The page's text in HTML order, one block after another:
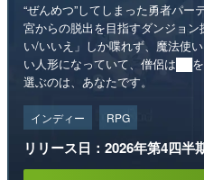
“ぜんめつ”してしまった勇者パ
宮からの脱出を目指すダンジョ
い/いいえ」しか喋れず、魔法使
い人形になっていて、僧侶は██
選ぶのは、あなたです。
インディー RPG
リリース日：2026年第4四半